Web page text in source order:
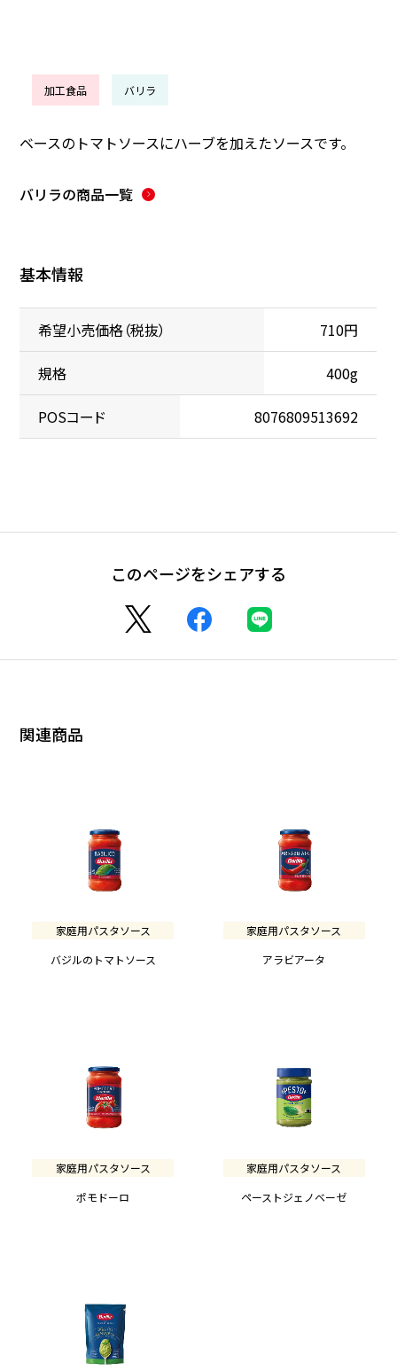
加工食品 バリラ
ベースのトマトソースにハーブを加えたソースです。
バリラの商品一覧
基本情報
希望小売価格（税抜） 710円
規格 400g
POSコード 8076809513692
このページをシェアする
関連商品
家庭用パスタソース
バジルのトマトソース
家庭用パスタソース
アラビアータ
家庭用パスタソース
ポモドーロ
家庭用パスタソース
ペーストジェノベーゼ